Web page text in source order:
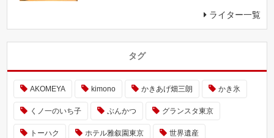
ライター一覧
タグ
AKOMEYA kimono かきあげ畑三朗 かき氷
くノ一のいち子 ぶんかつ グランスタ東京
トーハク ホテル雅叙園東京 世界遺産